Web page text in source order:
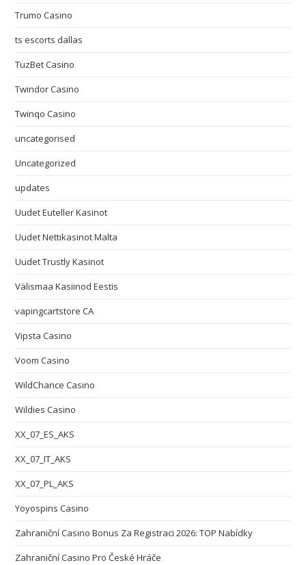
Trumo Casino
ts escorts dallas
TuzBet Casino
Twindor Casino
Twinqo Casino
uncategorised
Uncategorized
updates
Uudet Euteller Kasinot
Uudet Nettikasinot Malta
Uudet Trustly Kasinot
Välismaa Kasiinod Eestis
vapingcartstore CA
Vipsta Casino
Voom Casino
WildChance Casino
Wildies Casino
XX_07_ES_AKS
XX_07_IT_AKS
XX_07_PL_AKS
Yoyospins Casino
Zahraniční Casino Bonus Za Registraci 2026: TOP Nabídky
Zahraniční Casino Pro České Hráče